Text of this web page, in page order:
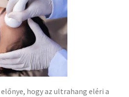
hogy az ultrahang eléri a